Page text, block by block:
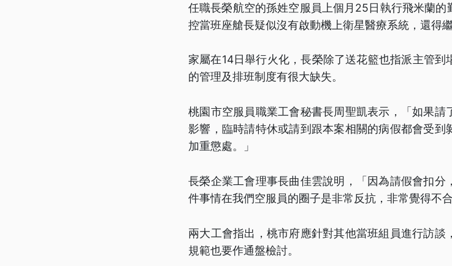
任職長榮航空的孫姓空服員上個月25日執行飛米蘭
控當班座艙長疑似沒有啟動機上衛星醫療系統，還得
家屬在14日舉行火化，長榮除了送花籃也指派主管
的管理及排班制度有很大缺失。
桃園市空服員職業工會秘書長周聖凱表示，「如果請
影響，臨時請特休或請到跟本案相關的病假都會受
加重懲處。」
長榮企業工會理事長曲佳雲說明，「因為請假會扣
件事情在我們空服員的圈子是非常反抗，非常覺得不
兩大工會指出，桃市府應針對其他當班組員進行訪
規範也要作通盤檢討。